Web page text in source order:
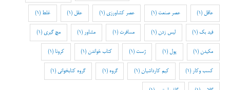
عاقل (1) عصر صنعت (1) عصر کشاورزی (1) عقل (1) غلط (1)
فید بک(1) لیس زدن (1) مسافرت (1) مشاور (1) مچ گیری (1)
مکیدن (1) پول (1) ژست (1) کتاب خواندن (1) کرونا (1)
کسب وکار (1) کیم کارداشیان (1) گروه (1) گروه کتابخوانی (1)